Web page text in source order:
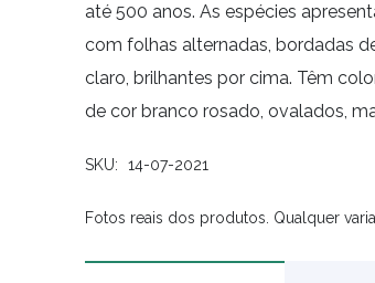
até 500 anos. As espécies
com folhas alternadas, bordadas
claro, brilhantes por cima. Têm
de cor branco rosado, ovalados,
SKU: 14-07-2021
Fotos reais dos produtos. Qualquer